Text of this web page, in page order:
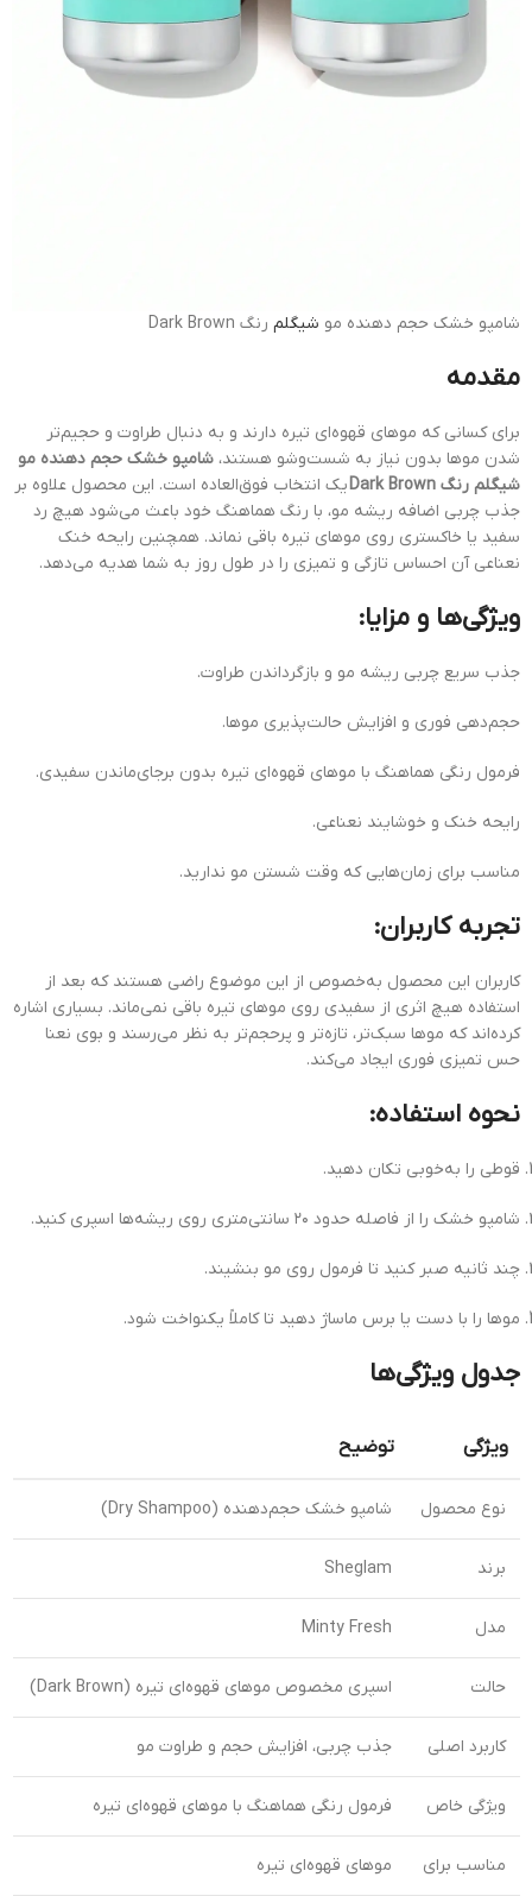
شامپو خشک حجم دهنده مو شیگلم رنگ Dark Brown
مقدمه
برای کسانی که موهای قهوه‌ای تیره دارند و به دنبال طراوت و حجیم‌تر
شدن موها بدون نیاز به شست‌وشو هستند، شامپو خشک حجم دهنده مو
شیگلم رنگ Dark Brown
یک انتخاب فوق‌العاده است. این محصول علاوه بر
جذب چربی اضافه ریشه مو، با رنگ هماهنگ خود باعث می‌شود هیچ رد
سفید یا خاکستری روی موهای تیره باقی نماند. همچنین رایحه خنک
نعناعی آن احساس تازگی و تمیزی را در طول روز به شما هدیه می‌دهد.
ویژگی‌ها و مزایا:
جذب سریع چربی ریشه مو و بازگرداندن طراوت.
حجم‌دهی فوری و افزایش حالت‌پذیری موها.
فرمول رنگی هماهنگ با موهای قهوه‌ای تیره بدون برجای‌ماندن سفیدی.
رایحه خنک و خوشایند نعناعی.
مناسب برای زمان‌هایی که وقت شستن مو ندارید.
تجربه کاربران:
کاربران این محصول به‌خصوص از این موضوع راضی هستند که بعد از
استفاده هیچ اثری از سفیدی روی موهای تیره باقی نمی‌ماند. بسیاری اشاره
کرده‌اند که موها سبک‌تر، تازه‌تر و پرحجم‌تر به نظر می‌رسند و بوی نعنا
حس تمیزی فوری ایجاد می‌کند.
نحوه استفاده:
قوطی را به‌خوبی تکان دهید.
شامپو خشک را از فاصله حدود ۲۰ سانتی‌متری روی ریشه‌ها اسپری کنید.
چند ثانیه صبر کنید تا فرمول روی مو بنشیند.
موها را با دست یا برس ماساژ دهید تا کاملاً یکنواخت شود.
جدول ویژگی‌ها
ویژگی توضیح
نوع محصول شامپو خشک حجم‌دهنده (Dry Shampoo)
برند Sheglam
مدل Minty Fresh
حالت اسپری مخصوص موهای قهوه‌ای تیره (Dark Brown)
کاربرد اصلی جذب چربی، افزایش حجم و طراوت مو
ویژگی خاص فرمول رنگی هماهنگ با موهای قهوه‌ای تیره
مناسب برای موهای قهوه‌ای تیره